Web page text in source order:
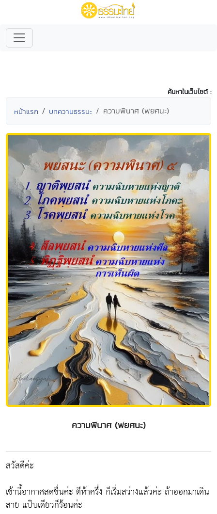
ค้นหาในเว็บไซต์ :
หน้าแรก บทความธรรมะ ความพินาศ (พยศนะ)
ความพินาศ (พยศนะ)
สวัสดีค่ะ
เช้านี้อากาศสดชื่นค่ะ ตีห้าครึ่ง ก็เริ่มสว่างแล้วค่ะ ถ้าออกมาเดิน
สาย แป๊บเดียวก็ร้อนค่ะ